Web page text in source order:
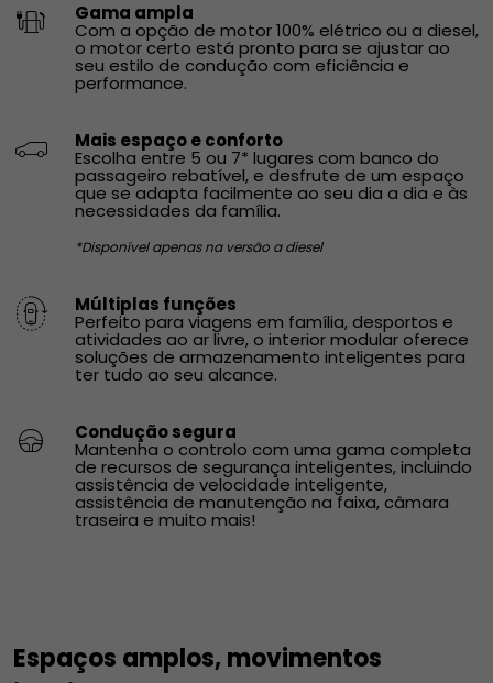
Gama ampla
​Com a opção de motor 100% elétrico ou a diesel,
o motor certo está pronto para se ajustar ao
seu estilo de condução com eficiência e
performance.​
Mais espaço e conforto​
Escolha entre 5 ou 7* lugares com banco do
passageiro rebatível, e desfrute de um espaço
que se adapta facilmente ao seu dia a dia e às
necessidades da família.​
*Disponível apenas na versão a diesel
Múltiplas funções
Perfeito para viagens em família, desportos e
atividades ao ar livre, o interior modular oferece
soluções de armazenamento inteligentes para
ter tudo ao seu alcance.​
Condução segura
​Mantenha o controlo com uma gama completa
de recursos de segurança inteligentes, incluindo
assistência de velocidade inteligente,
assistência de manutenção na faixa, câmara
traseira e muito mais!​
Espaços amplos, movimentos